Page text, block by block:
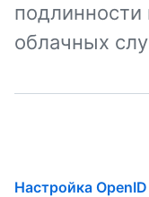
облачных
Настройка